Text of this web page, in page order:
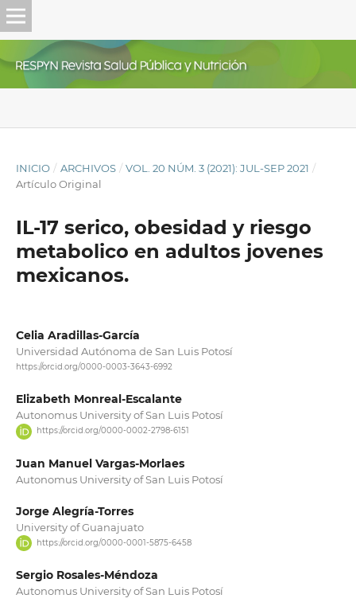
INICIO / ARCHIVOS / VOL. 20 NÚM. 3 (2021): JUL-SEP 2021 /
Artículo Original
IL-17 serico, obesidad y riesgo
metabolico en adultos jovenes
mexicanos.
Celia Aradillas-García
Universidad Autónoma de San Luis Potosí
https://orcid.org/0000-0003-3643-6992
Elizabeth Monreal-Escalante
Autonomus University of San Luis Potosí
https://orcid.org/0000-0002-2798-6151
Juan Manuel Vargas-Morlaes
Autonomus University of San Luis Potosí
Jorge Alegría-Torres
University of Guanajuato
https://orcid.org/0000-0001-5875-6458
Sergio Rosales-Méndoza
Autonomus University of San Luis Potosí